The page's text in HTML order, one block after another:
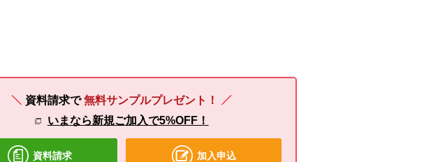
資料請求で無料サンプルプレゼント！
いまなら新規ご加入で5%OFF！
資料請求 加入申込